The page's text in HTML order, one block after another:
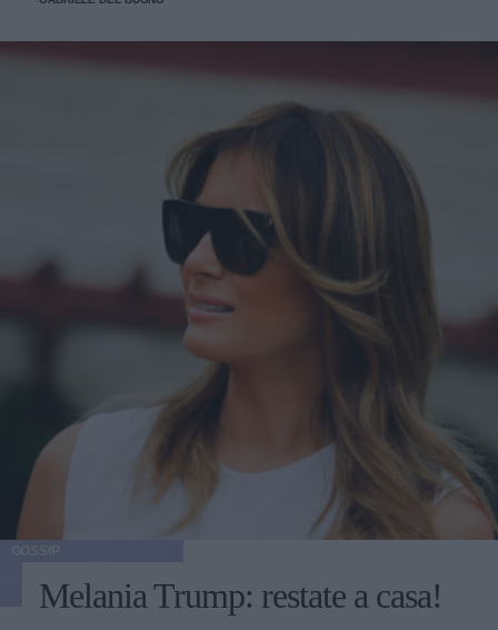
Melania Trump: restate a casa!